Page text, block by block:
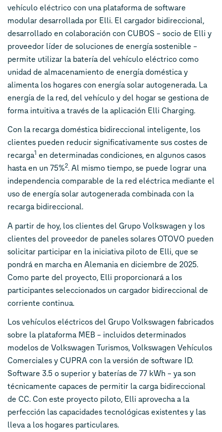
vehículo eléctrico con una plataforma de software
modular desarrollada por Elli. El cargador bidireccional,
desarrollado en colaboración con CUBOS – socio de Elli y
proveedor líder de soluciones de energía sostenible –
permite utilizar la batería del vehículo eléctrico como
unidad de almacenamiento de energía doméstica y
alimenta los hogares con energía solar autogenerada. La
energía de la red, del vehículo y del hogar se gestiona de
forma intuitiva a través de la aplicación Elli Charging.
Con la recarga doméstica bidireccional inteligente, los
clientes pueden reducir significativamente sus costes de
recarga1 en determinadas condiciones, en algunos casos
hasta en un 75%2. Al mismo tiempo, se puede lograr una
independencia comparable de la red eléctrica mediante el
uso de energía solar autogenerada combinada con la
recarga bidireccional.
A partir de hoy, los clientes del Grupo Volkswagen y los
clientes del proveedor de paneles solares OTOVO pueden
solicitar participar en la iniciativa piloto de Elli, que se
pondrá en marcha en Alemania en diciembre de 2025.
Como parte del proyecto, Elli proporcionará a los
participantes seleccionados un cargador bidireccional de
corriente continua.
Los vehículos eléctricos del Grupo Volkswagen fabricados
sobre la plataforma MEB – incluidos determinados
modelos de Volkswagen Turismos, Volkswagen Vehículos
Comerciales y CUPRA con la versión de software ID.
Software 3.5 o superior y baterías de 77 kWh – ya son
técnicamente capaces de permitir la carga bidireccional
de CC. Con este proyecto piloto, Elli aprovecha a la
perfección las capacidades tecnológicas existentes y las
lleva a los hogares particulares.